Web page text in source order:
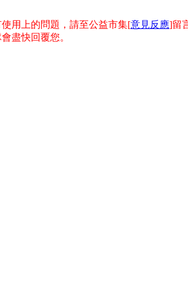
用上的問題，請至公益市集[意見反應]留
盡快回覆您。